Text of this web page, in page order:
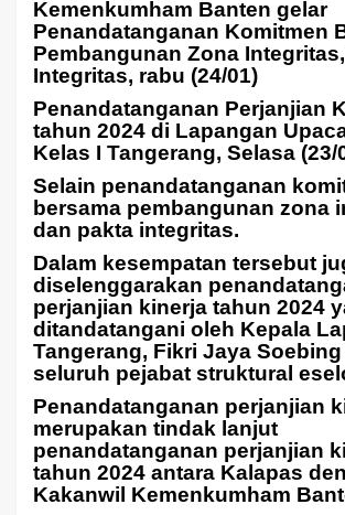
Kemenkumham Banten gelar
Penandatanganan Komitmen
Pembangunan Zona
Integritas, rabu (24/01)
Penandatanganan Perjanjian
tahun 2024 di Lapangan
Kelas I Tangerang, Selasa (23/
Selain penandatanganan
bersama pembangunan zona
dan pakta integritas.
Dalam kesempatan tersebut
diselenggarakan
perjanjian kinerja tahun 2024
ditandatangani oleh Kepala
Tangerang, Fikri Jaya
seluruh pejabat struktural
Penandatanganan perjanjian
merupakan tindak lanjut
penandatanganan perjanjian
tahun 2024 antara Kalapas
Kakanwil Kemenkumham